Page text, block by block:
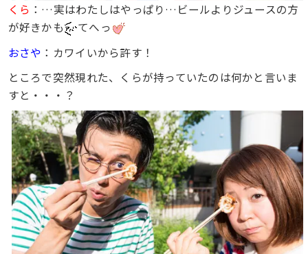
くら ：…実はわたしはやっぱり…ビールよりジュースの方
が好きかも
てへっ
おさや ：カワイいから許す！
ところで突然現れた、くらが持っていたのは何かと言いま
すと・・・？